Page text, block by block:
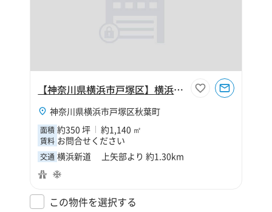
【神奈川県横浜市戸塚区】横浜市戸塚区秋葉町350坪倉庫
神奈川県横浜市戸塚区秋葉町
面積 約350 坪 約1,140 ㎡
賃料 お問合せください
交通 横浜新道 上矢部より 約1.30km
この物件を選択する